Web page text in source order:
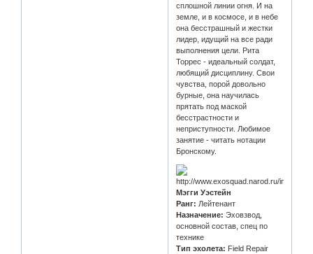
сплошной линии огня. И на
земле, и в космосе, и в небе
она бесстрашный и жестки
лидер, идущий на все ради
выполнения цели. Рита
Торрес - идеальный солдат,
любящий дисциплину. Свои
чувства, порой довольно
бурные, она научилась
прятать под маской
бесстрастности и
неприступности. Любимое
занятие - читать нотации
Бронскому.
Мэгги Уэстейн
Ранг: Лейтенант
Назначение: Эховзвод,
основной состав, спец по
технике
Тип эхолета: Field Repair